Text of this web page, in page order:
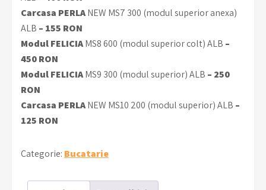
Carcasa PERLANEW MS7 300 (modul superior anexa)
ALB – 155 RON
Modul FELICIAMS8 600 (modul superior colt) ALB –
450 RON
Modul FELICIAMS9 300 (modul superior) ALB – 250
RON
Carcasa PERLANEW MS10 200 (modul superior) ALB –
125 RON
Categorie: Bucatarie